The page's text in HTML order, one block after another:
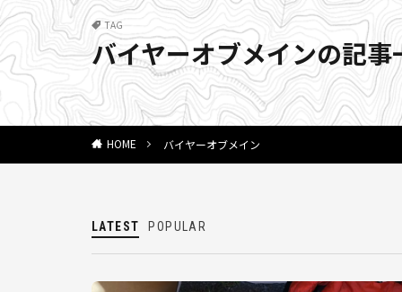
TAG
バイヤーオブメインの記事
HOME バイヤーオブメイン
LATEST POPULAR